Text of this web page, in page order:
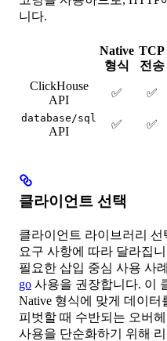
니다.
Native
형식
TCP
전송
ClickHouse
API
✅ ✅
database/sql
API
✅ ✅
클라이언트 선택
클라이언트 라이브러리
요구 사항에 따라 달라집
필요한 삽입 중심 사용 사
go 사용을 권장합니다. 이
Native 형식에 맞게 데이
피벗할 때 수반되는 오버
사용을 단순화하기 위해